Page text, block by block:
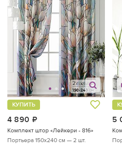
4 890
КУПИТЬ
Комплект штор «Лейкери - 816»
Портьера 150х240 см — 2 шт.
5